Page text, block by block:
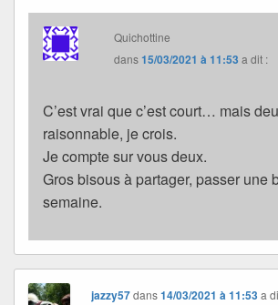
Quichottine
dans15/03/2021 à 11:53 a dit :
C’est vrai que c’est court… mais
raisonnable, je crois.
Je compte sur vous deux.
Gros bisous à partager, passer une
semaine.
jazzy57dans14/03/2021 à 11:53 a